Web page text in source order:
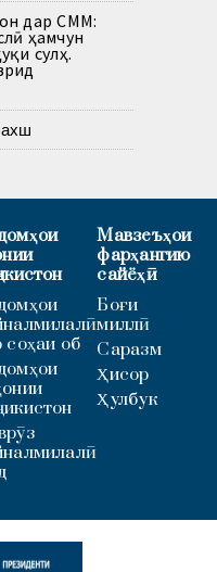
дар СММ:
ҳамчун
сулҳ.
соҳаи об
Мавзеъҳои
фарҳангию
сайёҳӣ
Боғи
миллӣ
Саразм
Ҳисор
Ҳулбук